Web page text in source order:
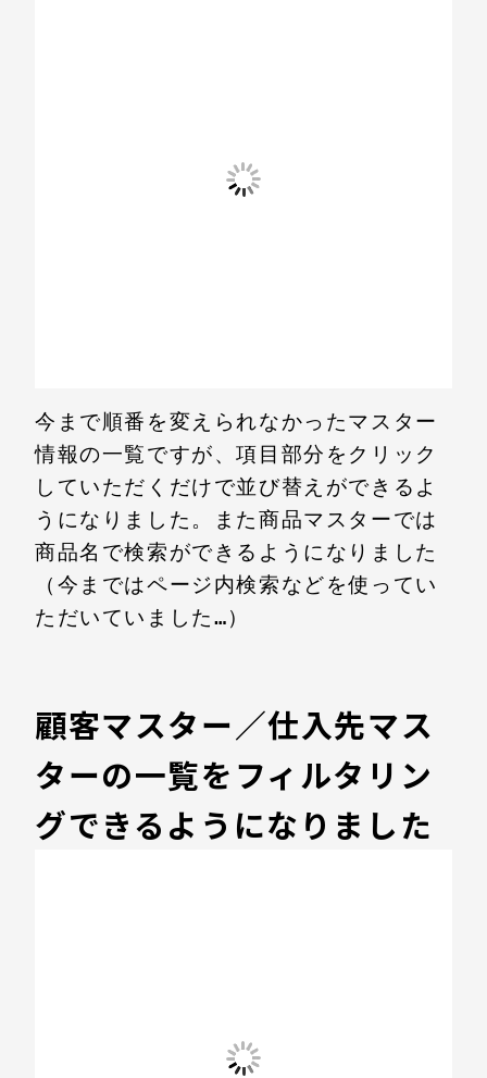
今まで順番を変えられなかったマスター
情報の一覧ですが、項目部分をクリック
していただくだけで並び替えができるよ
うになりました。また商品マスターでは
商品名で検索ができるようになりました
（今まではページ内検索などを使ってい
ただいていました…）
顧客マスター／仕入先マス
ターの一覧をフィルタリン
グできるようになりました